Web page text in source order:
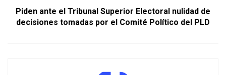
Piden ante el Tribunal Superior Electoral nulidad de
decisiones tomadas por el Comité Político del PLD